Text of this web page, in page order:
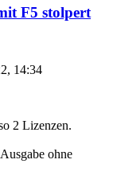
F5 stolpert
14:34
2 Lizenzen.
ohne